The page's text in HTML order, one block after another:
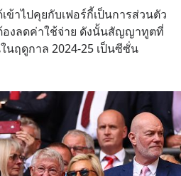
เข้าไปคุยกับเฟอร์กี้เป็นการส่วนตัว
องลดค่าใช้จ่าย ดังนั้นสัญญาทูตที่
นฤดูกาล 2024-25 เป็นซีซั่น